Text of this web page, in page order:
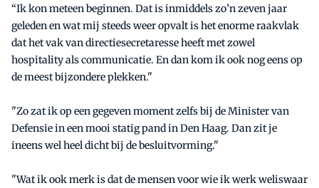
“Ik kon meteen beginnen. Dat is inmiddels zo’n zeven jaar
geleden en wat mij steeds weer opvalt is het enorme raakvlak
dat het vak van directiesecretaresse heeft met zowel
hospitality als communicatie. En dan kom ik ook nog eens op
de meest bijzondere plekken."
"Zo zat ik op een gegeven moment zelfs bij de Minister van
Defensie in een mooi statig pand in Den Haag. Dan zit je
ineens wel heel dicht bij de besluitvorming."
"Wat ik ook merk is dat de mensen voor wie ik werk weliswaar